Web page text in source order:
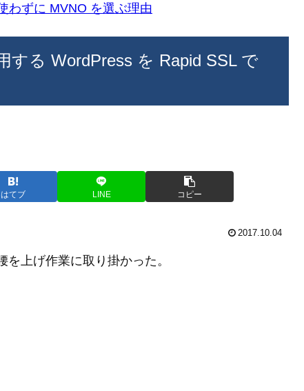
わずに MVNO を選ぶ理由
する WordPress を Rapid SSL で
はてブ LINE コピー
2017.10.04
上げ作業に取り掛かった。